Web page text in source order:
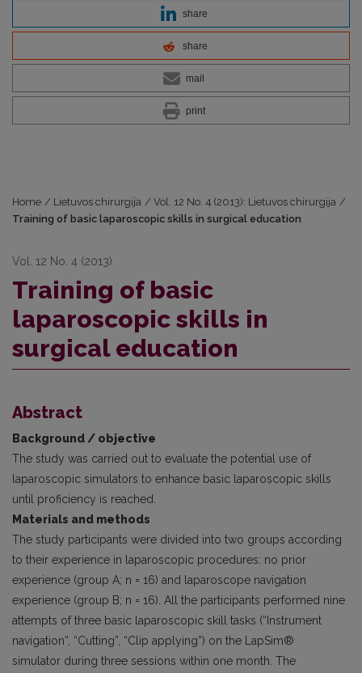
share
share
mail
print
Home / Lietuvos chirurgija / Vol. 12 No. 4 (2013): Lietuvos chirurgija /
Training of basic laparoscopic skills in surgical education
Vol. 12 No. 4 (2013)
Training of basic
laparoscopic skills in
surgical education
Abstract
Background / objective
The study was carried out to evaluate the potential use of
laparoscopic simulators to enhance basic laparoscopic skills
until proficiency is reached.
Materials and methods
The study participants were divided into two groups according
to their experience in laparoscopic procedures: no prior
experience (group A; n = 16) and laparoscope navigation
experience (group B; n = 16). All the participants performed nine
attempts of three basic laparoscopic skill tasks (“Instrument
navigation”, “Cutting”, “Clip applying”) on the LapSim®
simulator during three sessions within one month. The